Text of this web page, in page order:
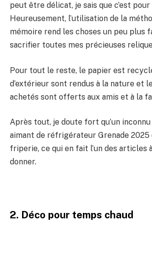
peut être délicat, je sais que c’est
Heureusement, l’utilisation de la
mémoire rend les choses un peu plus
sacrifier toutes mes précieuses
Pour tout le reste, le papier est
d’extérieur sont rendus à la nature et
achetés sont offerts aux amis et à la
Après tout, je doute fort qu’un
aimant de réfrigérateur Grenade 2025
friperie, ce qui en fait l’un des articles
donner.
2. Déco pour temps chaud